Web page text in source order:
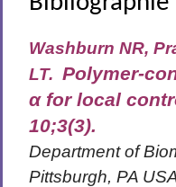
Washburn NR,
LT.Polymer-
α for local
10;3(3).
Department of
Pittsburgh, PA